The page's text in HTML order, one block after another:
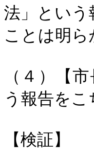
法」という
ことは明ら
（４）【
う報告を
【検証】